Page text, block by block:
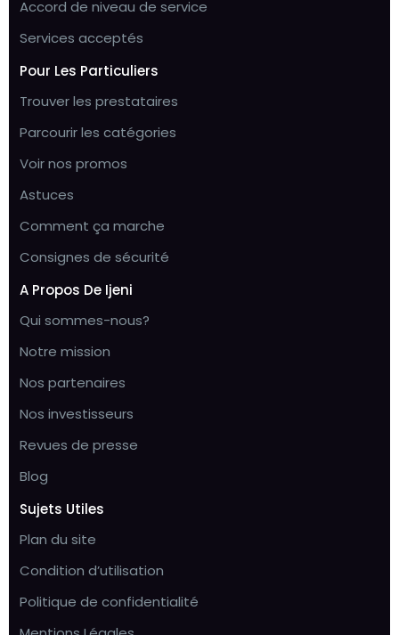
Accord de niveau de service
Services acceptés
Pour Les Particuliers
Trouver les prestataires
Parcourir les catégories
Voir nos promos
Astuces
Comment ça marche
Consignes de sécurité
A Propos De Ijeni
Qui sommes-nous?
Notre mission
Nos partenaires
Nos investisseurs
Revues de presse
Blog
Sujets Utiles
Plan du site
Condition d’utilisation
Politique de confidentialité